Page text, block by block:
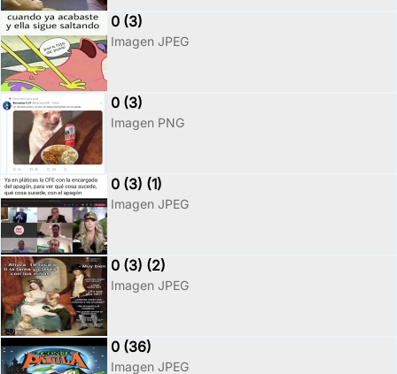
0 (3)
Imagen JPEG
0 (3)
Imagen PNG
0 (3) (1)
Imagen JPEG
0 (3) (2)
Imagen JPEG
0 (36)
Imagen JPEG